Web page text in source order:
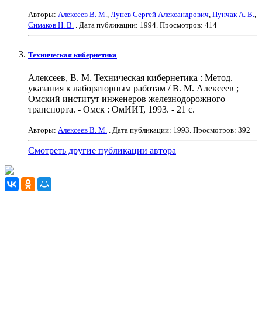
Авторы: Алексеев В. М., Лунев Сергей Александрович, Пунчак А. В.,
Симаков Н. В. . Дата публикации: 1994. Просмотров: 414
Техническая кибернетика
Алексеев, В. М. Техническая кибернетика : Метод.
указания к лабораторным работам / В. М. Алексеев ;
Омский институт инженеров железнодорожного
транспорта. - Омск : ОмИИТ, 1993. - 21 с.
Авторы: Алексеев В. М. . Дата публикации: 1993 . Просмотров: 392
Смотреть другие публикации автора